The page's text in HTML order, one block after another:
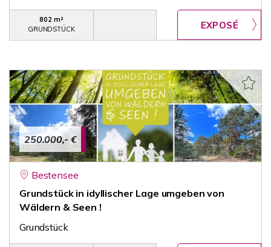
802 m²
GRUNDSTÜCK
250.000,- €
Bestensee
Grundstück in idyllischer Lage umgeben von
Wäldern & Seen !
Grundstück